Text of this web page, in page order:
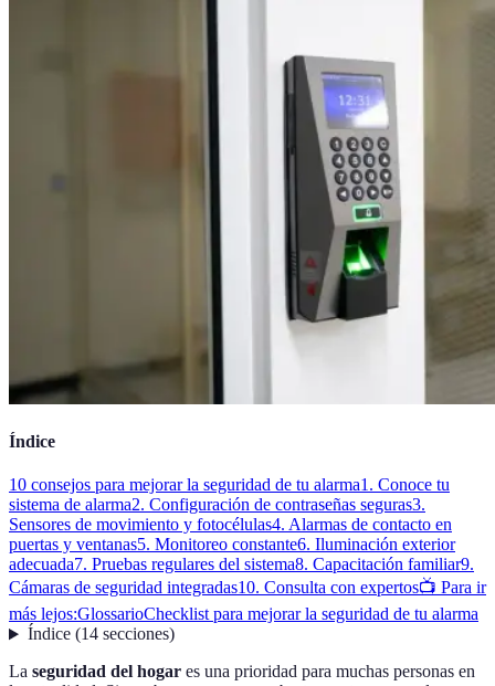
Índice
10 consejos para mejorar la seguridad de tu alarma1. Conoce tu
sistema de alarma2. Configuración de contraseñas seguras3.
Sensores de movimiento y fotocélulas4. Alarmas de contacto en
puertas y ventanas5. Monitoreo constante6. Iluminación exterior
adecuada7. Pruebas regulares del sistema8. Capacitación familiar9.
Cámaras de seguridad integradas10. Consulta con expertos📺 Para ir
más lejos:GlossarioChecklist para mejorar la seguridad de tu alarma
Índice(14 secciones)
La seguridad del hogar es una prioridad para muchas personas en